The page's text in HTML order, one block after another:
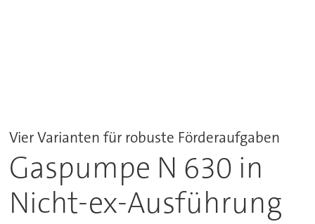
Vier Varianten für robuste Förderaufgaben
Gaspumpe N 630 in
Nicht-ex-Ausführung